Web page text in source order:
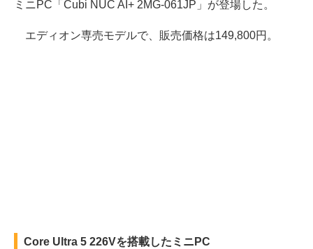
ミニPC「Cubi NUC AI+ 2MG-061JP」が登場した。
エディオン専売モデルで、販売価格は149,800円。
Core Ultra 5 226Vを搭載したミニPC